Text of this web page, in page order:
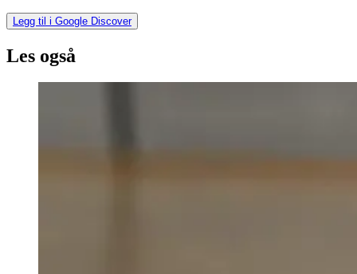
Legg til i Google Discover
Les også